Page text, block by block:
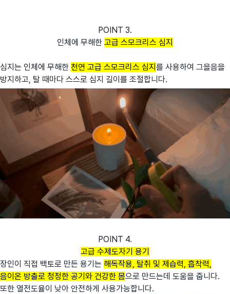
POINT 3.
인체에 무해한 고급 스모크리스 심지
심지는 인체에 무해한 천연 고급 스모크리스 심지 를 사용하여 그을음을
방지하고, 탈 때마다 스스로 심지 길이를 조절합니다.
POINT 4.
고급 수제도자기 용기
장인이 직접 백토로 만든 용기는 해독작용, 탈취 및 제습력, 흡착력,
음이온 방출로 청정한 공기와 건강한 몸으로 만드는데 도움을 줍니다.
또한 열전도율이 낮아 안전하게 사용가능합니다.